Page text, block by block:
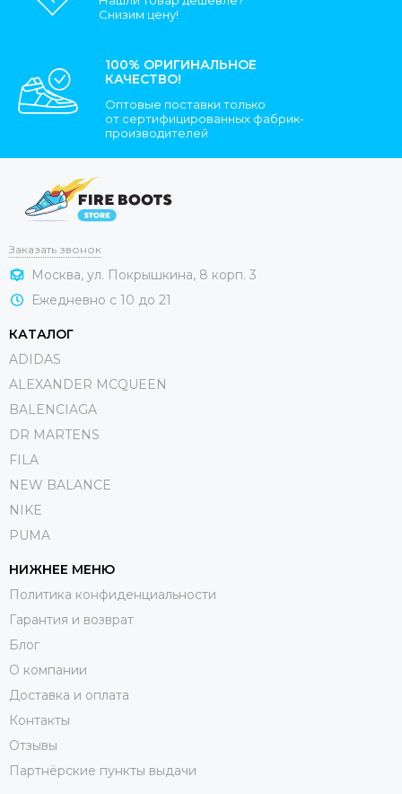
Снизим цену!
100% ОРИГИНАЛЬНОЕ
КАЧЕСТВО!
Оптовые поставки только
от сертифицированных фабрик-
производителей
Заказать звонок
Москва, ул. Покрышкина, 8 корп. 3
Ежедневно с 10 до 21
КАТАЛОГ
ADIDAS
ALEXANDER MCQUEEN
BALENCIAGA
DR MARTENS
FILA
NEW BALANCE
NIKE
PUMA
НИЖНЕЕ МЕНЮ
Политика конфиденциальности
Гарантия и возврат
Блог
О компании
Доставка и оплата
Контакты
Отзывы
Партнёрские пункты выдачи